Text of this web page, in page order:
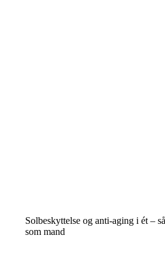
Solbeskyttelse og anti-aging i ét –
som mand